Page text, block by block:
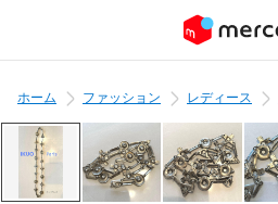
ホーム ファッション レディース